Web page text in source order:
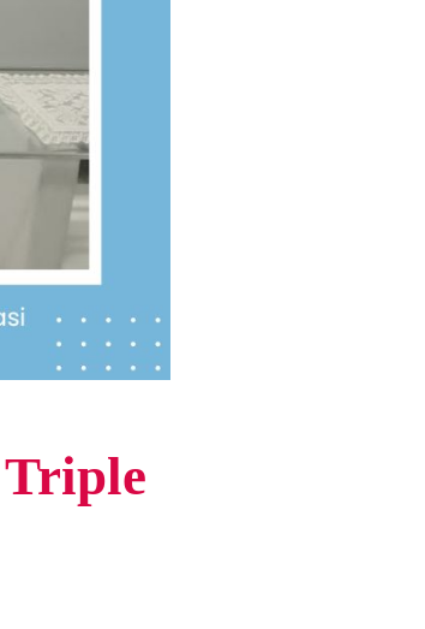
Triple